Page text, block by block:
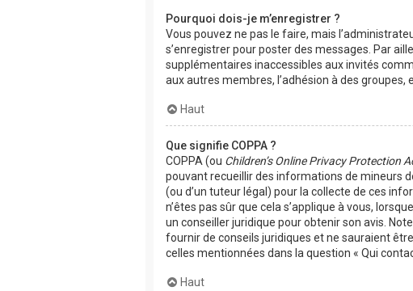
Pourquoi dois-je m’enregistrer ?
Vous pouvez ne pas le faire, mais
s’enregistrer pour poster des messages. Par
supplémentaires inaccessibles aux invités
aux autres membres, l’adhésion à des groupes,
Haut
Que signifie COPPA ?
COPPA (ou Children’s Online Privacy Protection
pouvant recueillir des informations de mineurs
(ou d’un tuteur légal) pour la collecte de ces
n’êtes pas sûr que cela s’applique à vous,
un conseiller juridique pour obtenir son avis.
fournir de conseils juridiques et ne sauraient
celles mentionnées dans la question « Qui
Haut